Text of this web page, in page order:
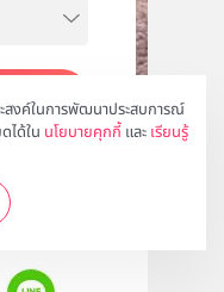
งค์ในการพัฒนาประสบการณ์
ได้ใน นโยบายคุกกี้ และ เรียนรู้
ที่